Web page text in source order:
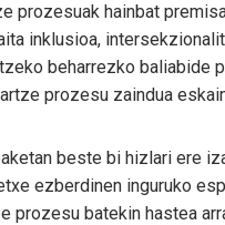
prozesuak hainbat
inklusioa,
beharrezko baliabide
prozesu zaindua
beste bi hizlari ere
ezberdinen inguruko
prozesu batekin hastea